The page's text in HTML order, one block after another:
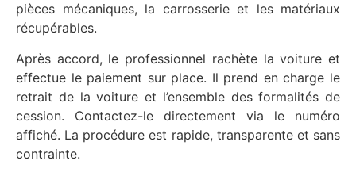
pièces mécaniques, la carrosserie et les matériaux
récupérables.
Après accord, le professionnel rachète la voiture et
effectue le paiement sur place. Il prend en charge le
retrait de la voiture et l’ensemble des formalités de
cession. Contactez-le directement via le numéro
affiché. La procédure est rapide, transparente et sans
contrainte.